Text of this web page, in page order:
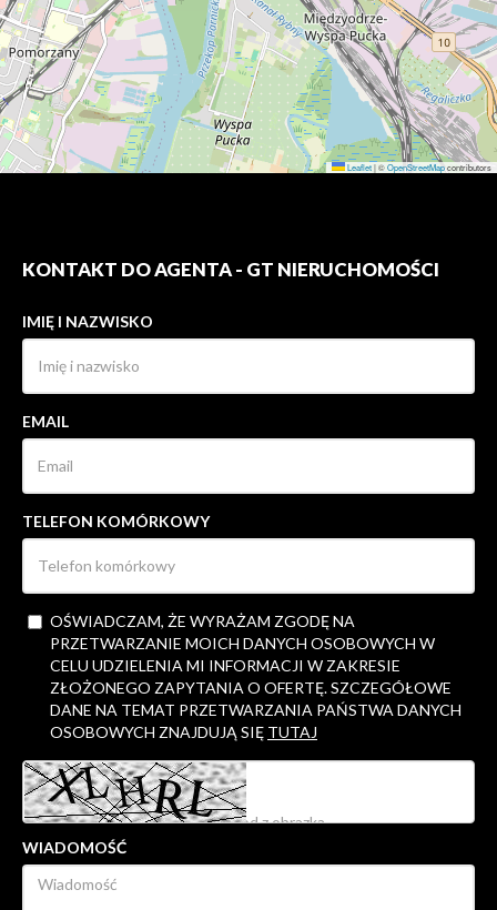
Leaflet|©OpenStreetMapcontributors
KONTAKT DO AGENTA - GT NIERUCHOMOŚCI
IMIĘ I NAZWISKO
EMAIL
TELEFON KOMÓRKOWY
OŚWIADCZAM, ŻE WYRAŻAM ZGODĘ NA
PRZETWARZANIE MOICH DANYCH OSOBOWYCH W
CELU UDZIELENIA MI INFORMACJI W ZAKRESIE
ZŁOŻONEGO ZAPYTANIA O OFERTĘ. SZCZEGÓŁOWE
DANE NA TEMAT PRZETWARZANIA PAŃSTWA DANYCH
OSOBOWYCH ZNAJDUJĄ SIĘ TUTAJ
WIADOMOŚĆ